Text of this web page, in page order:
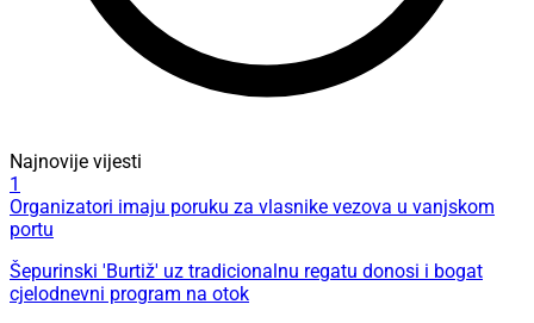
Najnovije vijesti
1
Organizatori imaju poruku za vlasnike vezova u vanjskom
portu
Šepurinski 'Burtiž' uz tradicionalnu regatu donosi i bogat
cjelodnevni program na otok